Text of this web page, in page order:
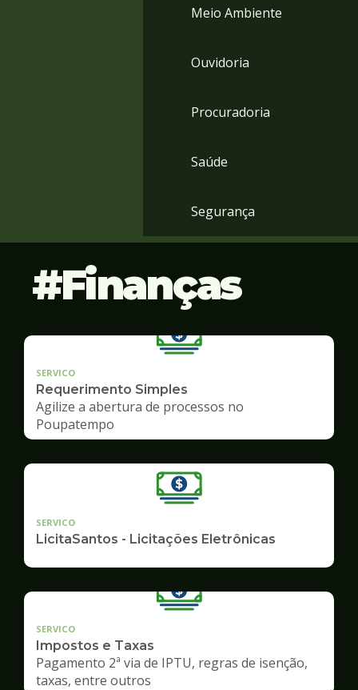
Meio Ambiente
Ouvidoria
Procuradoria
Saúde
Segurança
Finanças
SERVICO
Requerimento Simples
Agilize a abertura de processos no
Poupatempo
SERVICO
LicitaSantos - Licitações Eletrônicas
SERVICO
Impostos e Taxas
Pagamento 2ª via de IPTU, regras de isenção,
taxas, entre outros